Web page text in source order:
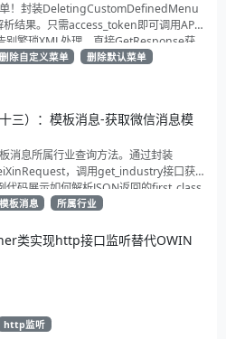
！封装DeletingCustomDefinedMenu
结果。只需access_token即可调用API
别繁琐XML处理，直接GetResponse获
发者，建议收藏备用！
删除自定义菜单
删除默认菜单
三）：模板消息-获取微信消息模
消息所属行业查询方法。通过封装
，调用get_industry接口获
码展示如何解析JSON返回的first_class
合规通知场景开发支持
模板消息 所属行业
类实现http接口监听替代OWIN
http监听